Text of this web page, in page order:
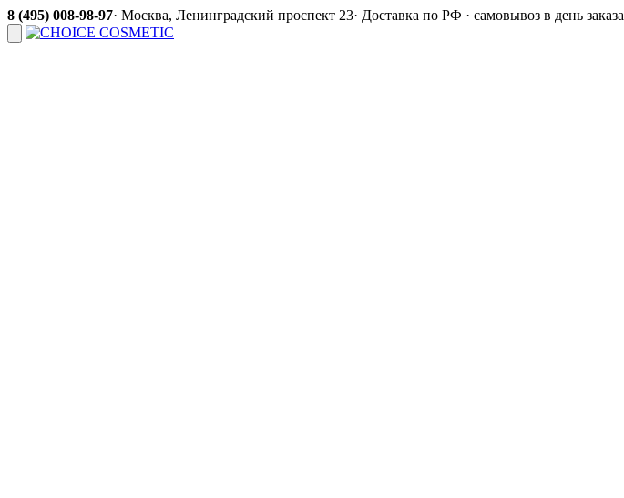
8 (495) 008-98-97· Москва, Ленинградский проспект 23· Доставка по РФ · самовывоз в день заказа